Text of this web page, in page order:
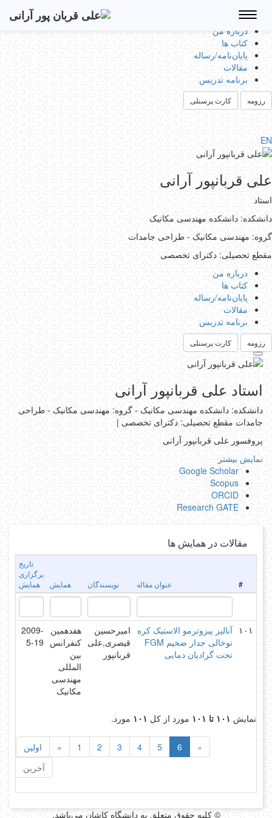
Toggle
navigation
درباره من
کتاب ها
پایان‌نامه‌/رساله
مقالات
برنامه تدریس
رزومه کارت پرسنلی
EN
علی قربانپور آرانی
استاد
دانشکده: دانشکده مهندسی مکانیک
گروه: مهندسی مکانیک - طراحی جامدات
مقطع تحصیلی: دکترای تخصصی
درباره من
کتاب ها
پایان‌نامه‌/رساله
مقالات
برنامه تدریس
رزومه کارت پرسنلی
استاد علی قربانپور آرانی
دانشکده: دانشکده مهندسی مکانیک - گروه: مهندسی مکانیک - طراحی
جامدات مقطع تحصیلی: دکترای تخصصی |
پروفسور علی قربانپور آرانی
نمایش بیشتر
Google Scholar
Scopus
ORCID
Research GATE
مقالات در همایش ها
# عنوان مقاله نویسندگان همایش
تاریخ
برگزاری
همایش
۱۰۱ آنالیز پیزوترمو الاستیک کره
توخالی جدار ضخیم FGM
تحت گرادیان دمایی
امیرحسین
قیصری,علی
قربانپور
هفدهمین
کنفرانس
بین
المللی
مهندسی
مکانیک
2009-
5-19
نمایش ۱۰۱ تا ۱۰۱ مورد از کل ۱۰۱ مورد.
اولین « 1 2 3 4 5 6
»
آخرین
© کلیه حقوق متعلق به دانشگاه کاشان می‌باشد.